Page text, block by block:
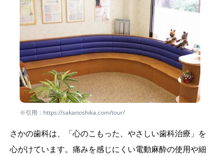
※引用：https://sakanoshika.com/tour/
さかの歯科は、「心のこもった、やさしい歯科治療」を
心がけています。痛みを感じにくい電動麻酔の使用や細